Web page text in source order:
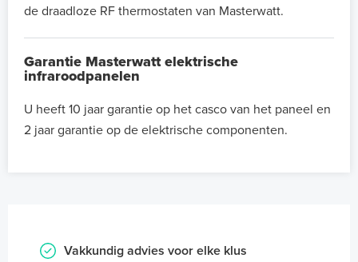
de draadloze RF thermostaten van Masterwatt.
Garantie Masterwatt elektrische
infraroodpanelen
U heeft 10 jaar garantie op het casco van het paneel en
2 jaar garantie op de elektrische componenten.
Vakkundig advies voor elke klus